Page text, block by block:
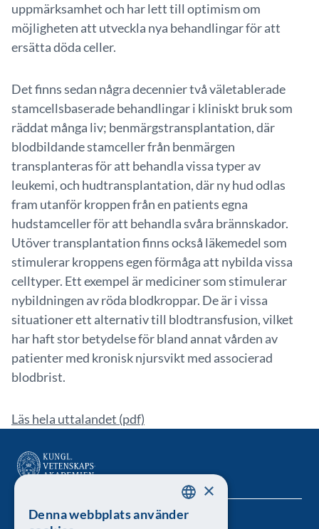
uppmärksamhet och har lett till optimism om
möjligheten att utveckla nya behandlingar för att
ersätta döda celler.
Det finns sedan några decennier två väletablerade
stamcellsbaserade behandlingar i kliniskt bruk som
räddat många liv; benmärgstransplantation, där
blodbildande stamceller från benmärgen
transplanteras för att behandla vissa typer av
leukemi, och hudtransplantation, där ny hud odlas
fram utanför kroppen från en patients egna
hudstamceller för att behandla svåra brännskador.
Utöver transplantation finns också läkemedel som
stimulerar kroppens egen förmåga att nybilda vissa
celltyper. Ett exempel är mediciner som stimulerar
nybildningen av röda blodkroppar. De är i vissa
situationer ett alternativ till blodtransfusion, vilket
har haft stor betydelse för bland annat vården av
patienter med kronisk njursvikt med associerad
blodbrist.
Läs hela uttalandet (pdf)
Kungl. Vetenskapsakademien SWEDISH
×
Denna webbplats använder